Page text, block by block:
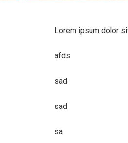
Lorem ipsum dolor
afds
sad
sad
sa